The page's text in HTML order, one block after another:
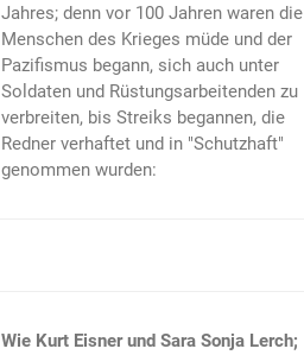
Jahres; denn vor 100 Jahren waren die
Menschen des Krieges müde und der
Pazifismus begann, sich auch unter
Soldaten und Rüstungsarbeitenden zu
verbreiten, bis Streiks begannen, die
Redner verhaftet und in "Schutzhaft"
genommen wurden:
Wie Kurt Eisner und Sara Sonja Lerch;